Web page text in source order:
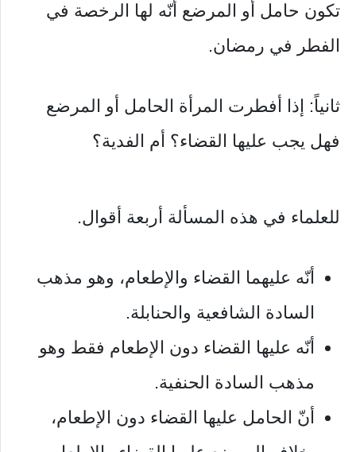
تكون حامل أو المرضع أنّه لها الرخصة في
الفطر في رمضان.
ثانياً: إذا أفطرت المرأة الحامل أو المرضع
فهل يجب عليها القضاء؟ أم الفدية؟
للعلماء في هذه المسألة أربعة أقوال.
أنّه عليهما القضاء والإطعام، وهو مذهب
السادة الشافعية والحنابلة.
أنّه عليها القضاء دون الإطعام فقط وهو
مذهب السادة الحنفية.
أنّ الحامل عليها القضاء دون الإطعام،